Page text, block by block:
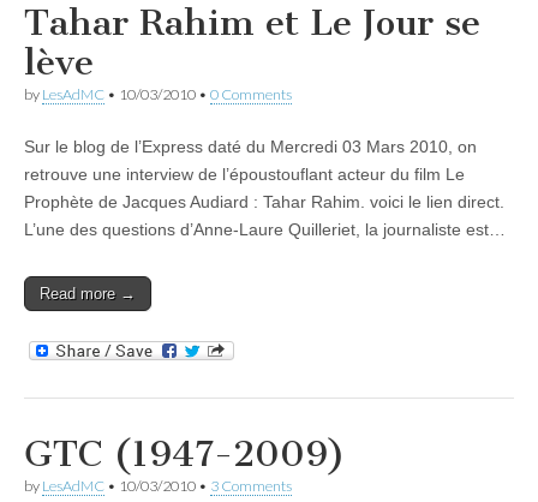
Tahar Rahim et Le Jour se
lève
by LesAdMC • 10/03/2010 • 0 Comments
Sur le blog de l’Express daté du Mercredi 03 Mars 2010, on
retrouve une interview de l’époustouflant acteur du film Le
Prophète de Jacques Audiard : Tahar Rahim. voici le lien direct.
L’une des questions d’Anne-Laure Quilleriet, la journaliste est…
Read more →
GTC (1947-2009)
by LesAdMC • 10/03/2010 • 3 Comments